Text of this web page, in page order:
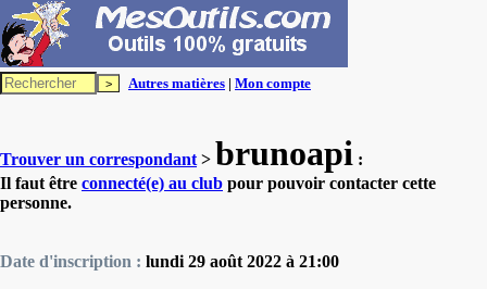
Autres matières | Mon compte
Trouver un correspondant > brunoapi :
Il faut être connecté(e) au club pour pouvoir contacter cette
personne.
Date d'inscription : lundi 29 août 2022 à 21:00